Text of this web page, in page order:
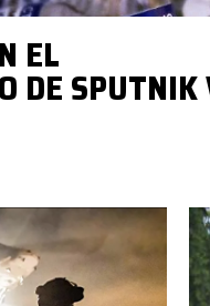
EL
DE SPUTNIK